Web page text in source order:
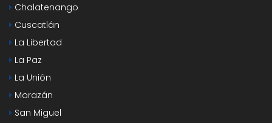
Chalatenango
Cuscatlán
La Libertad
La Paz
La Unión
Morazán
San Miguel